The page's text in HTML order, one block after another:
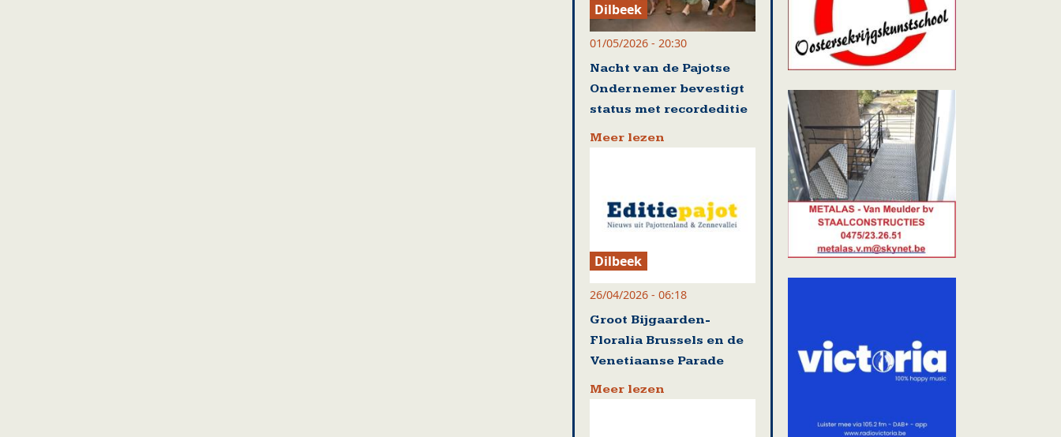
Dilbeek
01/05/2026 - 20:30
Nacht van de Pajotse
Ondernemer bevestigt
status met recordeditie
Meer lezen
Dilbeek
26/04/2026 - 06:18
Groot Bijgaarden-
Floralia Brussels en de
Venetiaanse Parade
Meer lezen